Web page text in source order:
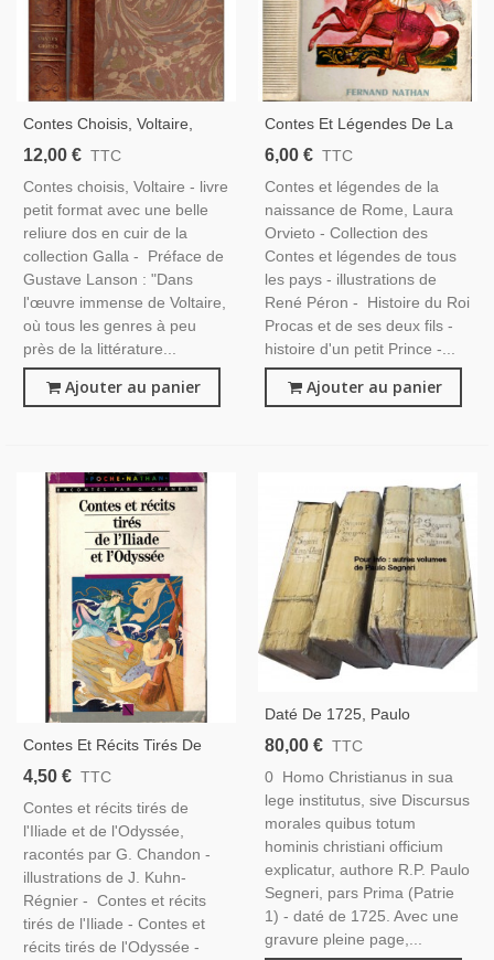
Contes Choisis, Voltaire,
1910 - Anthologie Littérature
Reliure Cuir,
12,00 € TTC
Contes choisis, Voltaire - livre
petit format avec une belle
reliure dos en cuir de la
collection Galla - Préface de
Gustave Lanson : "Dans
l'œuvre immense de Voltaire,
où tous les genres à peu
près de la littérature...
Ajouter au panier
Contes Et Légendes De La
Naissance De Rome, Laura
Fernand Nathan, Antiquité
Romaine,
6,00 € TTC
Contes et légendes de la
naissance de Rome, Laura
Orvieto - Collection des
Contes et légendes de tous
les pays - illustrations de
René Péron - Histoire du Roi
Procas et de ses deux fils -
histoire d'un petit Prince -...
Ajouter au panier
Contes Et Récits Tirés De
L'Iliade Et L'Odyssée, G.
Grèce Antique, Auteurs
Classiques Grecs,
4,50 € TTC
Contes et récits tirés de
l'Iliade et de l'Odyssée,
racontés par G. Chandon -
illustrations de J. Kuhn-
Régnier - Contes et récits
tirés de l'Iliade - Contes et
récits tirés de l'Odyssée -
Daté De 1725, Paulo
Segneri, Homo Christianus
Partie 1 - Édition XVIIIe S.,
Latin, Théologie,
80,00 € TTC
0 Homo Christianus in sua
lege institutus, sive Discursus
morales quibus totum
hominis christiani officium
explicatur, authore R.P. Paulo
Segneri, pars Prima (Patrie
1) - daté de 1725. Avec une
gravure pleine page,...